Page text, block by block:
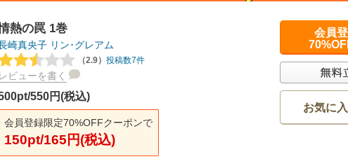
熱の罠 1巻
崎真央子 リン･グレアム
（2.9） 投稿数7件
レビューを書く
550円(税込)
会員登録限定70%OFFクーポンで
150pt/165円(税込)
会員
お気に